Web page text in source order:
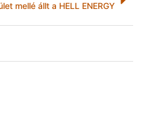
mellé állt a HELL ENERGY